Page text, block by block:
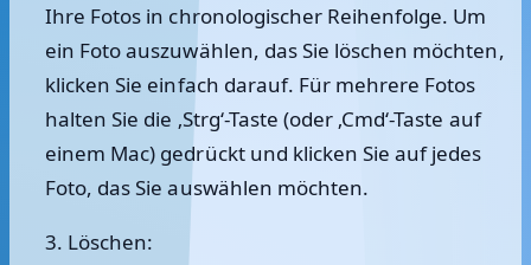
Ihre Fotos in chronologischer Reihenfolge. Um
ein Foto auszuwählen, das Sie löschen möchten,
klicken Sie einfach darauf. Für mehrere Fotos
halten Sie die ‚Strg‘-Taste (oder ‚Cmd‘-Taste auf
einem Mac) gedrückt und klicken Sie auf jedes
Foto, das Sie auswählen möchten.
3. Löschen: